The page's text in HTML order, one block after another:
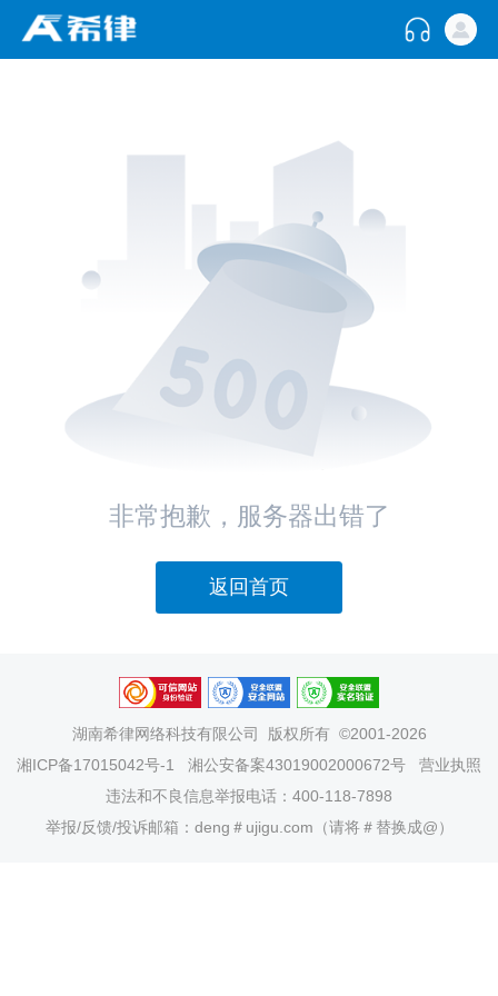
非常抱歉，服务器出错了
返回首页
湖南希律网络科技有限公司
版权所有 ©2001-2026
湘ICP备17015042号-1
湘公安备案43019002000672号
营业执照
违法和不良信息举报电话：400-118-7898
举报/反馈/投诉邮箱：deng＃ujigu.com（请将＃替换成@）